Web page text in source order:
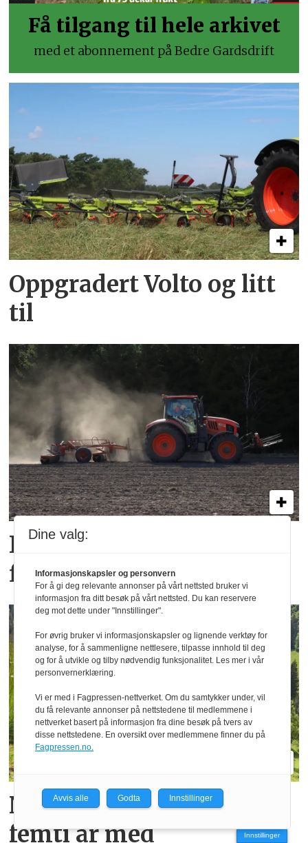
Få tilgang til hele arkivet
med et abonnement på Bedre Gardsdrift
Oppgradert Volto og litt
til
Kubota M7-174 KVT: En
firer i sekserkropp
Nye TT212 markerer
femti år­ med
Innstillinger
Dine valg:
Informasjonskapsler og personvern
For å gi deg relevante annonser på vårt nettsted bruker vi
informasjon fra ditt besøk på vårt nettsted. Du kan reservere
deg mot dette under "Innstillinger".
For øvrig bruker vi informasjonskapsler og lignende verktøy for
analyse, for å sammenligne nettlesere, tilpasse innhold til deg
og for å utvikle og tilby nødvendig funksjonalitet. Les mer i vår
personvernerklæring.
Vi er med i Fagpressen-nettverket. Om du samtykker under, vil
du få relevante annonser på nettstedene til medlemmene i
nettverket basert på informasjon fra dine besøk på tvers av
disse nettstedene. En oversikt over medlemmene finner du på
Fagpressen.no.
Avvis alle Godta Innstillinger